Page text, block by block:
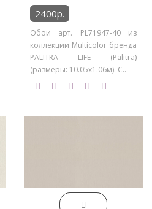
2400р.
Обои арт. PL71947-40 из
коллекции Multicolor бренда
PALITRA LIFE (Palitra)
(размеры: 10.05х1.06м). С..